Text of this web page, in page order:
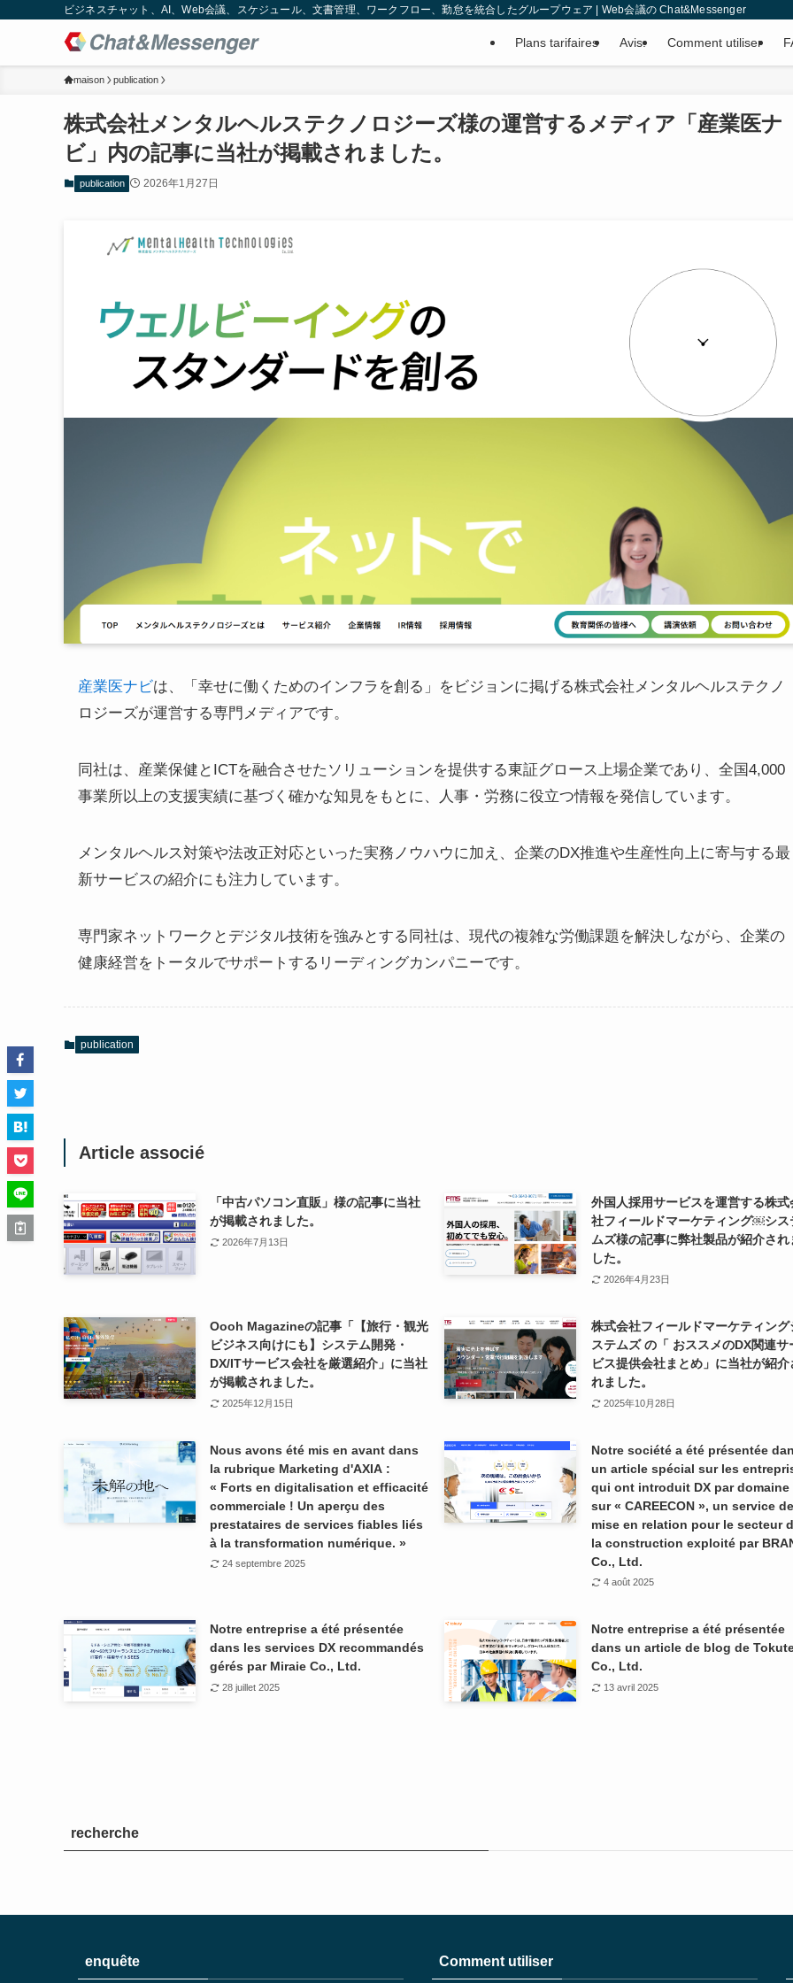
ビジネスチャット、AI、Web会議、スケジュール、文書管理、ワークフロー、勤怠を統合したグループウェア | Web会議の Chat&Messenger
Plans tarifaires Avis. Comment utiliser
maison publication
株式会社メンタルヘルステクノロジーズ様の運営するメディア「産業医ナ
ビ」内の記事に当社が掲載されました。
publication 2026年1月27日
産業医ナビは、「幸せに働くためのインフラを創る」をビジョンに掲げる株式会社メンタルヘルステクノ
ロジーズが運営する専門メディアです。
同社は、産業保健とICTを融合させたソリューションを提供する東証グロース上場企業であり、全国4,000
事業所以上の支援実績に基づく確かな知見をもとに、人事・労務に役立つ情報を発信しています。
メンタルヘルス対策や法改正対応といった実務ノウハウに加え、企業のDX推進や生産性向上に寄与する最
新サービスの紹介にも注力しています。
専門家ネットワークとデジタル技術を強みとする同社は、現代の複雑な労働課題を解決しながら、企業の
健康経営をトータルでサポートするリーディングカンパニーです。
publication
Article associé
「中古パソコン直販」様の記事に当社
が掲載されました。
2026年7月13日
外国人採用サービスを運営する株式
社フィールドマーケティング￼シス
ムズ様の記事に弊社製品が紹介され
した。
2026年4月23日
Oooh Magazineの記事「【旅行・観光
ビジネス向けにも】システム開発・
DX/ITサービス会社を厳選紹介」に当社
が掲載されました。
2025年12月15日
株式会社フィールドマーケティング
ステムズ の「 おススメのDX関連サ
ビス提供会社まとめ」に当社が紹介
れました。
2025年10月28日
Nous avons été mis en avant dans
la rubrique Marketing d'AXIA :
« Forts en digitalisation et efficacité
commerciale ! Un aperçu des
prestataires de services fiables liés
à la transformation numérique. »
24 septembre 2025
Notre société a été présentée
un article spécial sur les
qui ont introduit DX par domaine
sur « CAREECON », un service de
mise en relation pour le secteur
la construction exploité par
Co., Ltd.
4 août 2025
Notre entreprise a été présentée
dans les services DX recommandés
gérés par Miraie Co., Ltd.
28 juillet 2025
Notre entreprise a été présentée
dans un article de blog de
Co., Ltd.
13 avril 2025
recherche
enquête Comment utiliser